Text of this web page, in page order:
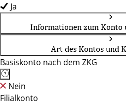
Ja
Informationen zum Konto
Art des Kontos und
Basiskonto nach dem ZKG
Nein
Filialkonto